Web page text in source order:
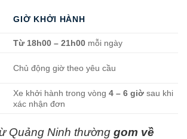
GIỜ KHỞI HÀNH
Từ 18h00 – 21h00 mỗi ngày
Chủ động giờ theo yêu cầu
Xe khởi hành trong vòng4 – 6 giờ sau khi
xác nhận đơn
Quảng Ninh thường gom về